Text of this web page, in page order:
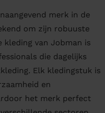
merk in de
om zijn robuuste
kleding van Jobman is
die dagelijks
Elk kledingstuk is
en
het merk perfect